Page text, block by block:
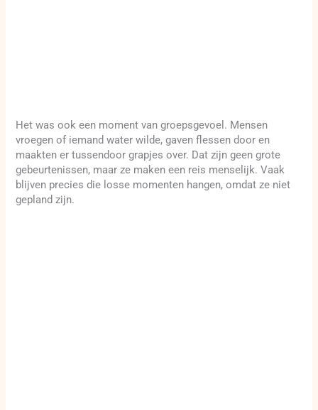
Het was ook een moment van groepsgevoel. Mensen
vroegen of iemand water wilde, gaven flessen door en
maakten er tussendoor grapjes over. Dat zijn geen grote
gebeurtenissen, maar ze maken een reis menselijk. Vaak
blijven precies die losse momenten hangen, omdat ze niet
gepland zijn.